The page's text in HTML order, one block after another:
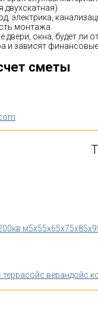
двухскатная)
электрика,
монтажа.
двери, окна, будет
и зависят
сметы
5x55x65x75x85x9
террасойс верандойс